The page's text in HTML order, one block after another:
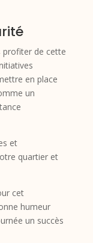
profiter de cette
en place
un
et
quartier et
cet
humeur
un succès